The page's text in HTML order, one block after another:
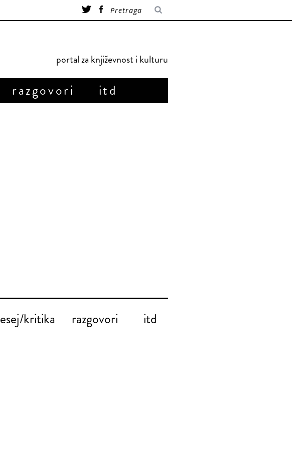
portal za književnost i kulturu
razgovori itd
esej/kritika razgovori itd